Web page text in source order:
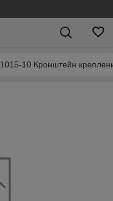
10 Кронштейн